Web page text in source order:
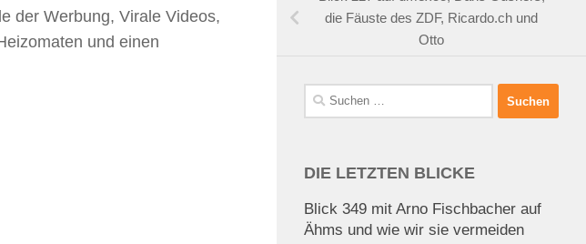
der Werbung, Virale Videos,
und einen
die Fäuste des ZDF, Ricardo.ch und
Otto
Suchen
nach:
DIE LETZTEN BLICKE
Blick 349 mit Arno Fischbacher auf
Ähms und wie wir sie vermeiden